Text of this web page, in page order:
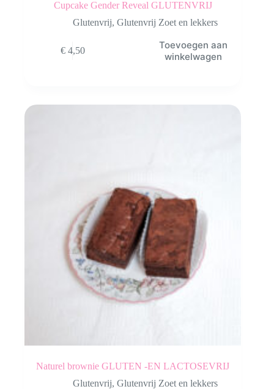
Cupcake Gender Reveal GLUTENVRIJ
Glutenvrij, Glutenvrij Zoet en lekkers
€4,50
Toevoegen aan
winkelwagen
Naturel brownie GLUTEN -EN LACTOSEVRIJ
Glutenvrij, Glutenvrij Zoet en lekkers